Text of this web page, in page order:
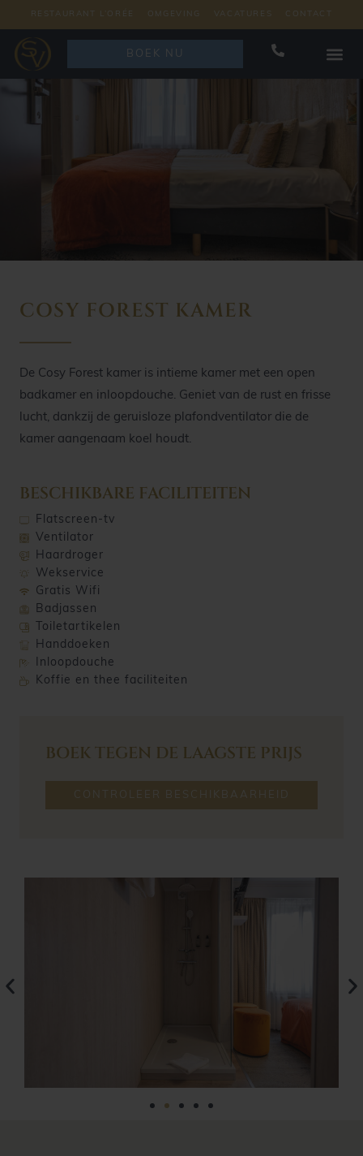
RESTAURANT L’ORÉE OMGEVING VACATURES CONTACT
BOEK NU
COSY FOREST KAMER
De Cosy Forest kamer is intieme kamer met een open
badkamer en inloopdouche. Geniet van de rust en frisse
lucht, dankzij de geruisloze plafondventilator die de
kamer aangenaam koel houdt.
BESCHIKBARE FACILITEITEN
Flatscreen-tv
Ventilator
Haardroger
Wekservice
Gratis Wifi
Badjassen
Toiletartikelen
Handdoeken
Inloopdouche
Koffie en thee faciliteiten
BOEK TEGEN DE LAAGSTE PRIJS
CONTROLEER BESCHIKBAARHEID